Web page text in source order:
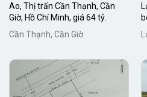
Ao, Thị trấn Cần Thạnh, Cần
Giờ, Hồ Chí Minh, giá 64 tỷ.
Cần Thạnh, Cần Giờ